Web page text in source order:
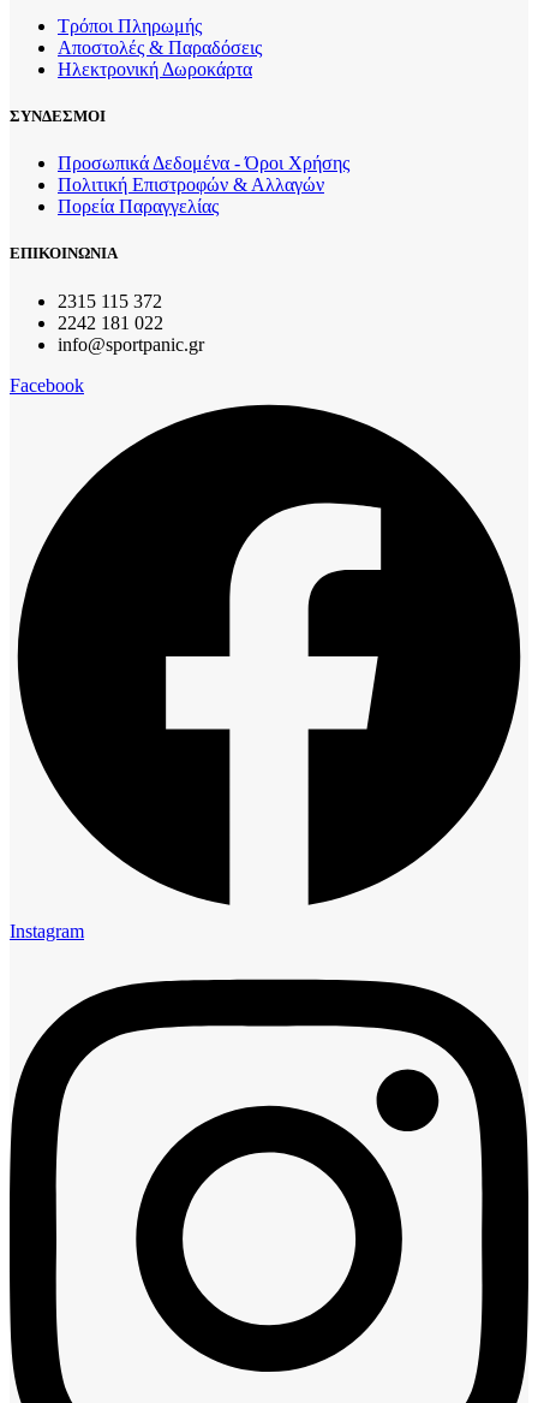
Τρόποι Πληρωμής
Αποστολές & Παραδόσεις
Ηλεκτρονική Δωροκάρτα
ΣΥΝΔΕΣΜΟΙ
Προσωπικά Δεδομένα - Όροι Χρήσης
Πολιτική Επιστροφών & Αλλαγών
Πορεία Παραγγελίας
ΕΠΙΚΟΙΝΩΝΙΑ
2315 115 372
2242 181 022
info@sportpanic.gr
Facebook
Instagram